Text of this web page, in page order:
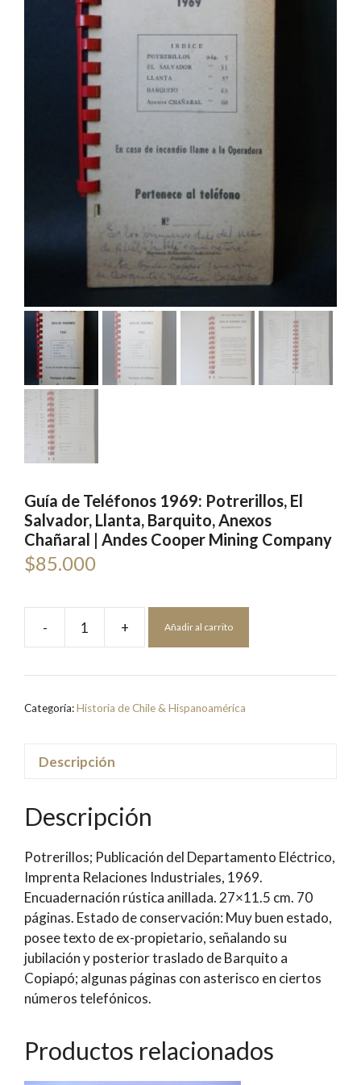
Guía de Teléfonos 1969: Potrerillos, El
Salvador, Llanta, Barquito, Anexos
Chañaral | Andes Cooper Mining Company
$85.000
-
Teléfonos
Potrerillos,
Anexos
|
Andes
Cooper
Mining
Company
cantidad
+ Añadir al carrito
Categoría:Historia de Chile & Hispanoamérica
Descripción
Descripción
Potrerillos; Publicación del Departamento Eléctrico,
Imprenta Relaciones Industriales, 1969.
Encuadernación rústica anillada. 27×11.5 cm. 70
páginas. Estado de conservación: Muy buen estado,
posee texto de ex-propietario, señalando su
jubilación y posterior traslado de Barquito a
Copiapó; algunas páginas con asterisco en ciertos
números telefónicos.
Productos relacionados